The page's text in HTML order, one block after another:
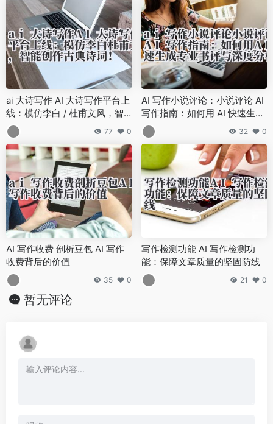
ai 大诗写作 AI 大诗写作平台上
线：模仿李白 / 杜甫文风，智
能创作古典诗词！
77 0
AI 写作小说评论：小说评论 AI
写作指南：如何用 AI 快速生成
专业书评与深度分析？
32 0
AI 写作收费 剖析豆包 AI 写作
收费背后的价值
35 0
写作检测功能 AI 写作检测功
能：保障文章质量的坚固防线
21 0
暂无评论